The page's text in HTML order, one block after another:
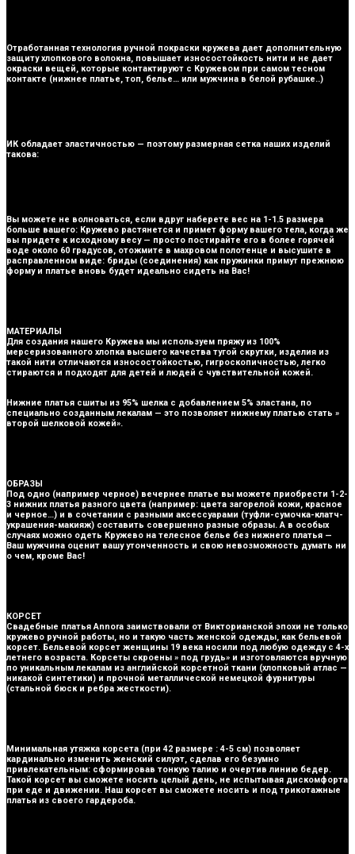
Отработанная технология ручной покраски кружева дает дополнительную
защиту хлопкового волокна, повышает износостойкость нити и не дает
окраски вещей, которые контактируют с Кружевом при самом тесном
контакте (нижнее платье, топ, белье… или мужчина в белой рубашке..)
ИК обладает эластичностью — поэтому размерная сетка наших изделий
такова:
Вы можете не волноваться, если вдруг наберете вес на 1-1.5 размера
больше вашего: Кружево растянется и примет форму вашего тела, когда же
вы придете к исходному весу — просто постирайте его в более горячей
воде около 60 градусов, отожмите в махровом полотенце и высушите в
расправленном виде: бриды (соединения) как пружинки примут прежнюю
форму и платье вновь будет идеально сидеть на Вас!
МАТЕРИАЛЫ
Для создания нашего Кружева мы используем пряжу из 100%
мерсеризованного хлопка высшего качества тугой скрутки, изделия из
такой нити отличаются износостойкостью, гигроскопичностью, легко
стираются и подходят для детей и людей с чувствительной кожей.
Нижние платья сшиты из 95% шелка с добавлением 5% эластана, по
специально созданным лекалам — это позволяет нижнему платью стать »
второй шелковой кожей».
ОБРАЗЫ
Под одно (например черное) вечернее платье вы можете приобрести 1-2-
3 нижних платья разного цвета (например: цвета загорелой кожи, красное
и черное…) и в сочетании с разными аксессуарами (туфли-сумочка-клатч-
украшения-макияж) составить совершенно разные образы. А в особых
случаях можно одеть Кружево на телесное белье без нижнего платья —
Ваш мужчина оценит вашу утонченность и свою невозможность думать ни
о чем, кроме Вас!
КОРСЕТ
Cвадебные платья Annora заимствовали от Викторианской эпохи не только
кружево ручной работы, но и такую часть женской одежды, как бельевой
корсет. Бельевой корсет женщины 19 века носили под любую одежду с 4-х
летнего возраста. Корсеты скроены » под грудь» и изготовляются вручную
по уникальным лекалам из английской корсетной ткани (хлопковый атлас —
никакой синтетики) и прочной металлической немецкой фурнитуры
(стальной бюск и ребра жесткости).
Минимальная утяжка корсета (при 42 размере : 4-5 см) позволяет
кардинально изменить женский силуэт, сделав его безумно
привлекательным: сформировав тонкую талию и очертив линию бедер.
Такой корсет вы сможете носить целый день, не испытывая дискомфорта
при еде и движении. Наш корсет вы сможете носить и под трикотажные
платья из своего гардероба.